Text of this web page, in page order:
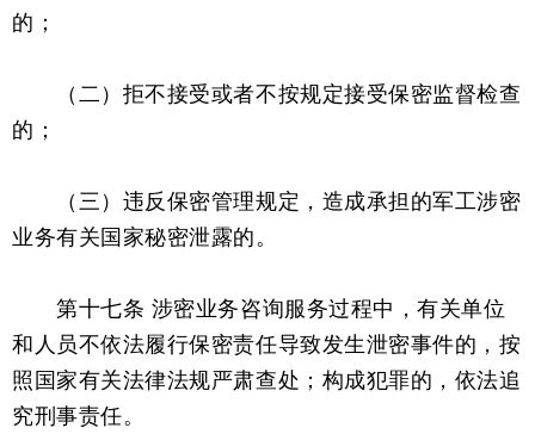
的；
（二）拒不接受或者不按规定接受保密监督检查
的；
（三）违反保密管理规定，造成承担的军工涉密
业务有关国家秘密泄露的。
第十七条 涉密业务咨询服务过程中，有关单位
和人员不依法履行保密责任导致发生泄密事件的，按
照国家有关法律法规严肃查处；构成犯罪的，依法追
究刑事责任。